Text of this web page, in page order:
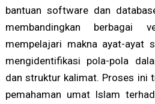
bantuan software dan
membandingkan berbagai
mempelajari makna ayat-ayat
mengidentifikasi pola-pola
dan struktur kalimat. Proses ini
pemahaman umat Islam